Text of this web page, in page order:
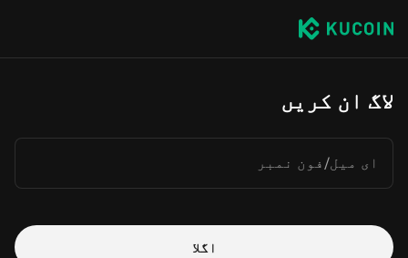
لاگ ان کریں
ای میل/فون نمبر
اگلا